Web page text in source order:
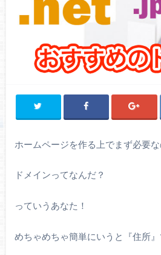
ホームページを作る上でまず必要
ドメインってなんだ？
っていうあなた！
めちゃめちゃ簡単にいうと『住所』